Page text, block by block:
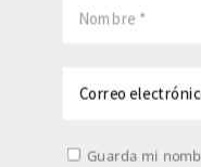
Guarda mi